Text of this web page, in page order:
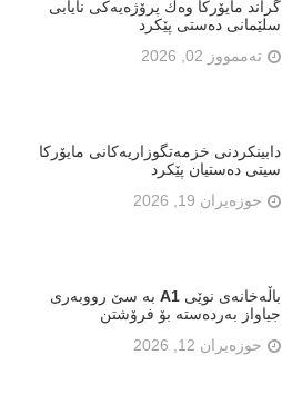
گراند مایۆرکا وەك پرۆژەیەکی نایابی
سلێمانی دەستی پێکرد
تەممووز 02, 2026
دابینکردنی خزمەتگوزاریەکانی مایۆرکا
سیتی دەستیان پێکرد
حوزەیران 19, 2026
باڵەخانەی نوێی A1 بە سێ رووبەری
جیاواز بەردەستە بۆ فرۆشتن
حوزەیران 12, 2026